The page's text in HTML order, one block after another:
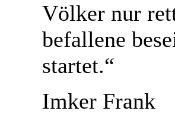
Völker nur
befallene
startet.“
Imker Frank